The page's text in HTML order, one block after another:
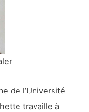
de l’Université
travaille à